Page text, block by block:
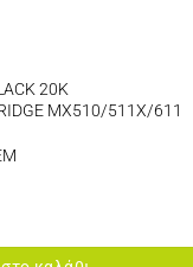
20K
MX510/511X/611